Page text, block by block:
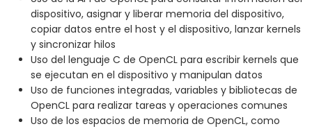
dispositivo, asignar y liberar memoria del dispositivo,
copiar datos entre el host y el dispositivo, lanzar kernels
y sincronizar hilos
Uso del lenguaje C de OpenCL para escribir kernels que
se ejecutan en el dispositivo y manipulan datos
Uso de funciones integradas, variables y bibliotecas de
OpenCL para realizar tareas y operaciones comunes
Uso de los espacios de memoria de OpenCL, como